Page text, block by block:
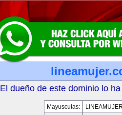
El dueño de este dominio lo
Mayusculas: